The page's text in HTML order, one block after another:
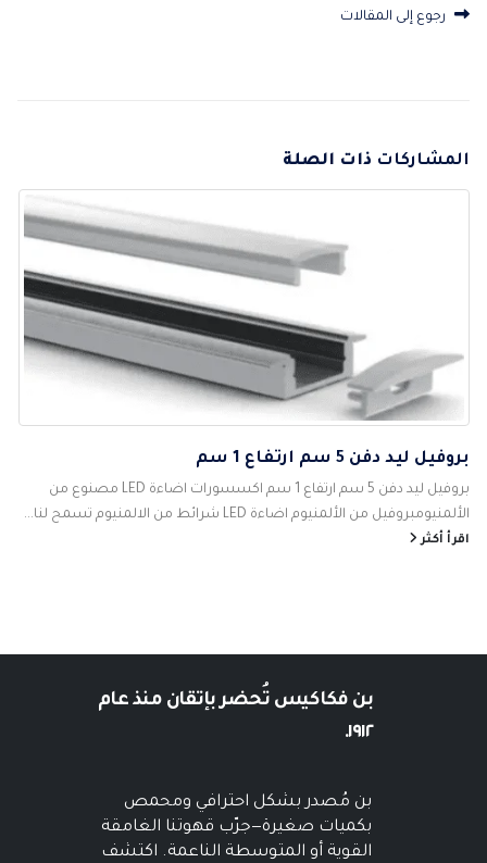
رجوع إلى المقالات
المشاركات ذات الصلة
بروفيل ليد دفن 5 سم ارتفاع 1 سم
بروفيل ليد دفن 5 سم ارتفاع 1 سم اكسسورات اضاءة LED مصنوع من
الألمنيومبروفيل من الألمنيوم اضاءة LED شرائط من الالمنيوم تسمح لنا...
اقرأ أكثر
بن فكاكيستُحضر بإتقان منذ عام
١٩١٢.
بن مُصدر بشكل احترافي ومحمص
بكميات صغيرة—جرّب قهوتنا الغامقة
القوية أو المتوسطة الناعمة. اكتشف